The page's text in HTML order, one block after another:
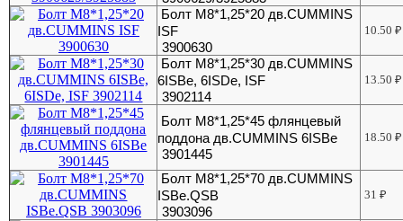
Болт М8*1,25*20 дв.CUMMINS
ISF
3900630
10.50₽
Болт М8*1,25*30 дв.CUMMINS
6ISBe, 6ISDe, ISF
3902114
13.50₽
Болт М8*1,25*45 флянцевый
поддона дв.CUMMINS 6ISBe
3901445
18.50₽
Болт М8*1,25*70 дв.CUMMINS
ISBe.QSB
3903096
31₽